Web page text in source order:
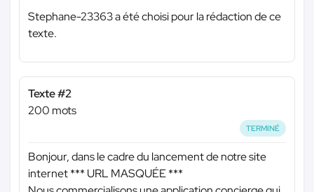
Stephane-23363 a été choisi pour la rédaction de ce
texte.
Texte #2
200 mots
TERMINÉ
Bonjour, dans le cadre du lancement de notre site
internet*** URL MASQUÉE ***